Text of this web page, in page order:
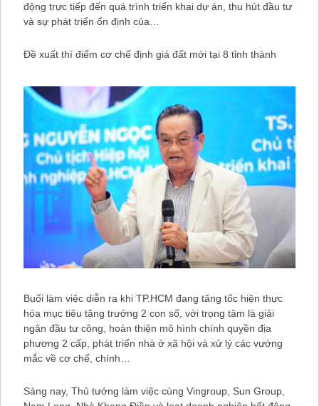
động trực tiếp đến quá trình triển khai dự án, thu hút đầu tư
và sự phát triển ổn định của…
Đề xuất thí điểm cơ chế định giá đất mới tại 8 tỉnh thành
Buổi làm việc diễn ra khi TP.HCM đang tăng tốc hiện thực
hóa mục tiêu tăng trưởng 2 con số, với trọng tâm là giải
ngân đầu tư công, hoàn thiện mô hình chính quyền địa
phương 2 cấp, phát triển nhà ở xã hội và xử lý các vướng
mắc về cơ chế, chính…
Sáng nay, Thủ tướng làm việc cùng Vingroup, Sun Group,